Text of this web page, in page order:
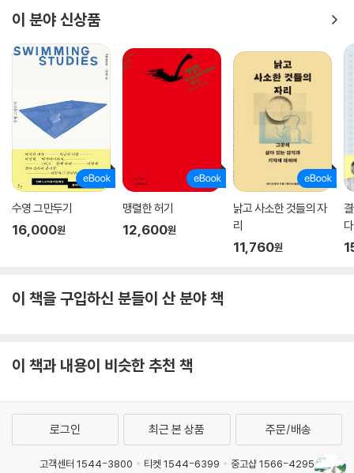
이 분야 신상품
수영 그만두기
16,000원
맹렬한 허기
12,600원
낡고 사소한 것들의 자
리
11,760원
다
이 책을 구입하신 분들이 산 분야 책
이 책과 내용이 비슷한 추천 책
로그인 최근 본 상품 주문/배송
고객센터 1544-3800 티켓 1544-6399 중고샵 1566-4295